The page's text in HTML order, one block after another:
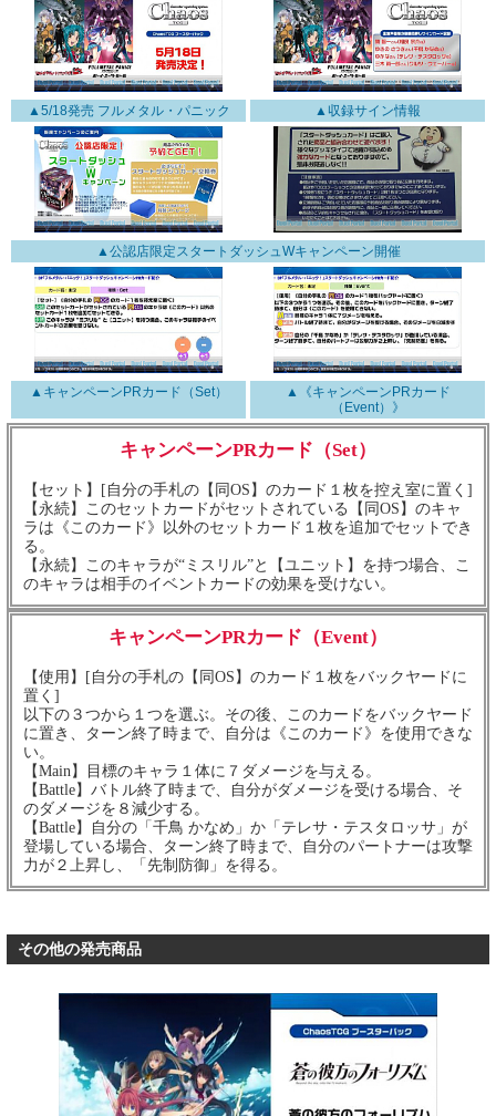
▲5/18発売 フルメタル・パニック ▲収録サイン情報
▲公認店限定スタートダッシュWキャンペーン開催
▲キャンペーンPRカード（Set）
▲《キャンペーンPRカード
（Event）》
キャンペーンPRカード（Set）
【セット】[自分の手札の【同OS】のカード１枚を控え室に置く]
【永続】このセットカードがセットされている【同OS】のキャ
ラは《このカード》以外のセットカード１枚を追加でセットでき
る。
【永続】このキャラが“ミスリル”と【ユニット】を持つ場合、こ
のキャラは相手のイベントカードの効果を受けない。
キャンペーンPRカード（Event）
【使用】[自分の手札の【同OS】のカード１枚をバックヤードに
置く]
以下の３つから１つを選ぶ。その後、このカードをバックヤード
に置き、ターン終了時まで、自分は《このカード》を使用できな
い。
【Main】目標のキャラ１体に７ダメージを与える。
【Battle】バトル終了時まで、自分がダメージを受ける場合、そ
のダメージを８減少する。
【Battle】自分の「千鳥 かなめ」か「テレサ・テスタロッサ」が
登場している場合、ターン終了時まで、自分のパートナーは攻撃
力が２上昇し、「先制防御」を得る。
その他の発売商品